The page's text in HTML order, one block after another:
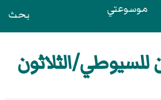
موسوعتي بحث
للسيوطي/الثلاثون